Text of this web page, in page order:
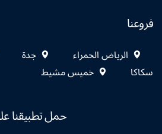
فروعنا
الرياض الحمراء جدة
سكاكا
خميس مشيط
حمل تطبيقنا على